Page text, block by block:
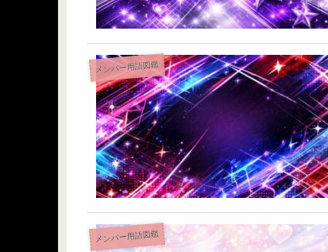
メンバー用語図鑑
メンバー用語図鑑